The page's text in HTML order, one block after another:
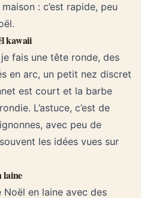
: c’est rapide, peu
kawaii
fais une tête ronde, des
en arc, un petit nez discret
est court et la barbe
L’astuce, c’est de
avec peu de
les idées vues sur
laine
en laine avec des